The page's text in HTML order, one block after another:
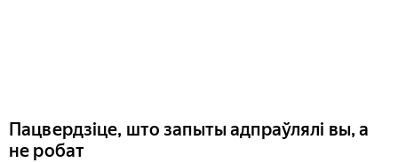
Пацвердзіце, што запыты адпраўлялі вы, а
не робат